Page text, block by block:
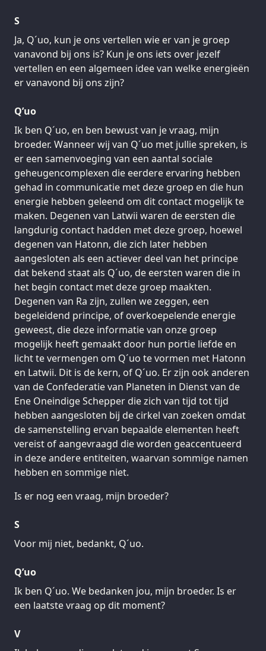
S
Ja, Q´uo, kun je ons vertellen wie er van je groep
vanavond bij ons is? Kun je ons iets over jezelf
vertellen en een algemeen idee van welke energieën
er vanavond bij ons zijn?
Q’uo
Ik ben Q´uo, en ben bewust van je vraag, mijn
broeder. Wanneer wij van Q´uo met jullie spreken, is
er een samenvoeging van een aantal sociale
geheugencomplexen die eerdere ervaring hebben
gehad in communicatie met deze groep en die hun
energie hebben geleend om dit contact mogelijk te
maken. Degenen van Latwii waren de eersten die
langdurig contact hadden met deze groep, hoewel
degenen van Hatonn, die zich later hebben
aangesloten als een actiever deel van het principe
dat bekend staat als Q´uo, de eersten waren die in
het begin contact met deze groep maakten.
Degenen van Ra zijn, zullen we zeggen, een
begeleidend principe, of overkoepelende energie
geweest, die deze informatie van onze groep
mogelijk heeft gemaakt door hun portie liefde en
licht te vermengen om Q´uo te vormen met Hatonn
en Latwii. Dit is de kern, of Q´uo. Er zijn ook anderen
van de Confederatie van Planeten in Dienst van de
Ene Oneindige Schepper die zich van tijd tot tijd
hebben aangesloten bij de cirkel van zoeken omdat
de samenstelling ervan bepaalde elementen heeft
vereist of aangevraagd die worden geaccentueerd
in deze andere entiteiten, waarvan sommige namen
hebben en sommige niet.
Is er nog een vraag, mijn broeder?
S
Voor mij niet, bedankt, Q´uo.
Q’uo
Ik ben Q´uo. We bedanken jou, mijn broeder. Is er
een laatste vraag op dit moment?
V